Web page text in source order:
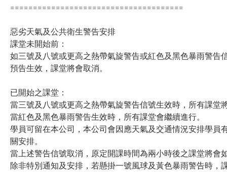
======================================
惡劣天氣及公共衛生警告安排
課堂未開始前：
如三號及八號或更高之熱帶氣旋警告或紅色及黑色暴雨警告
預告生效，課堂將會取消。
已開始之課堂：
當三號及八號或更高之熱帶氣旋警告信號生效時，所有課堂
當紅色及黑色暴雨警告生效時，所有課堂會繼續進行。
學員可留在本公司，本公司會因應天氣及交通情況安排學員
關安排。
當上述警告信號取消，原定開課時間為兩小時後之課堂將會
除非特別通知及安排，若懸掛一號風球及黃色暴雨警告時，